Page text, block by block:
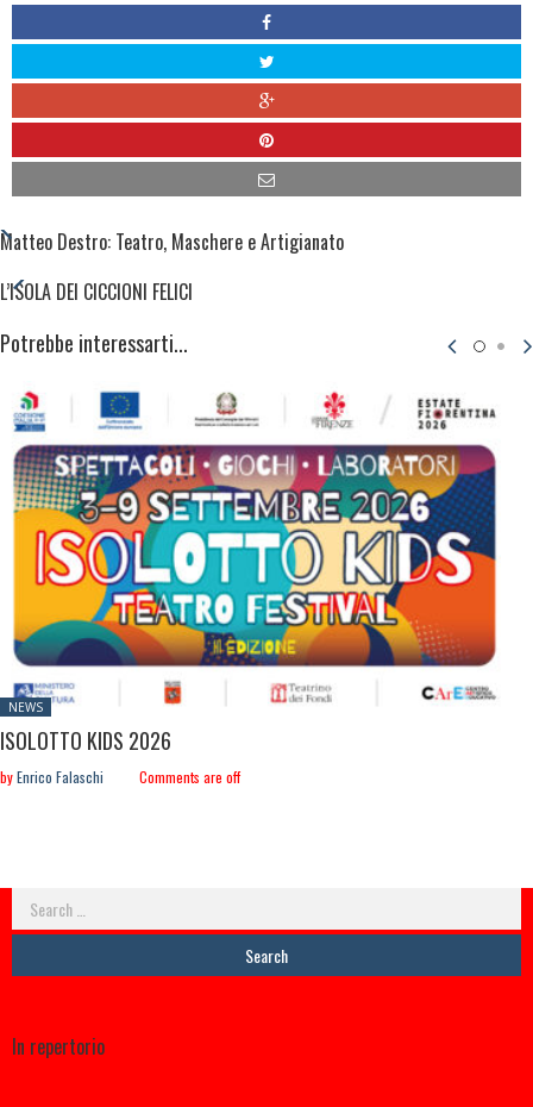
Matteo Destro: Teatro, Maschere e Artigianato
All
L’ISOLA DEI CICCIONI FELICI
Potrebbe interessarti...
Posted
in:
NEWS
ISOLOTTO KIDS 2026
byEnrico Falaschi Comments are off
Search
for:
In repertorio